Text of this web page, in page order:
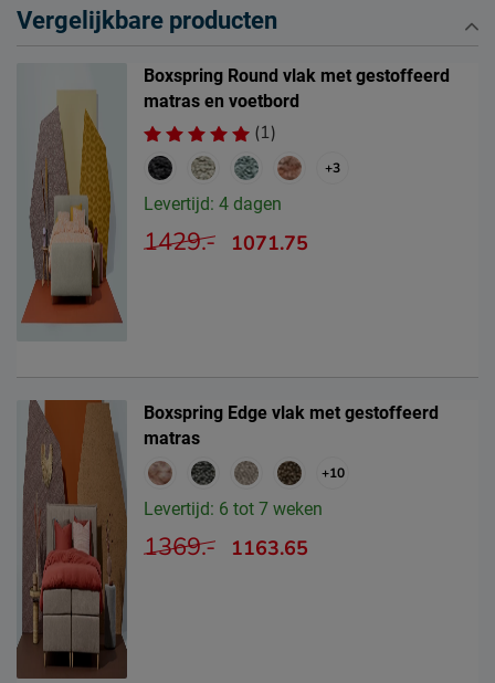
Vergelijkbare producten
Boxspring Round vlak met gestoffeerd
matras en voetbord
(1)
+3
Levertijd: 4 dagen
1429.- 1071.75
Boxspring Edge vlak met gestoffeerd
matras
+10
Levertijd: 6 tot 7 weken
1369.- 1163.65